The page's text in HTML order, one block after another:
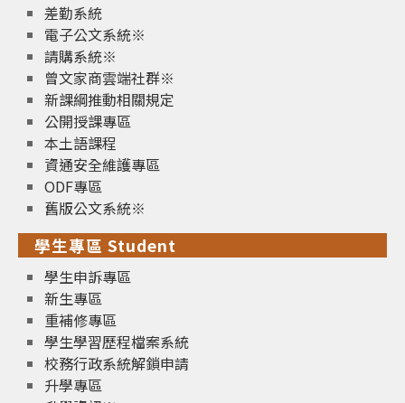
差勤系統
電子公文系統※
請購系統※
曾文家商雲端社群※
新課綱推動相關規定
公開授課專區
本土語課程
資通安全維護專區
ODF專區
舊版公文系統※
學生專區 Student
學生申訴專區
新生專區
重補修專區
學生學習歷程檔案系統
校務行政系統解鎖申請
升學專區